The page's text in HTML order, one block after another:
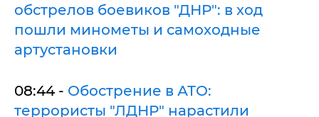
обстрелов боевиков "ДНР": в ход
пошли минометы и самоходные
артустановки
08:44 - Обострение в АТО:
террористы "ЛДНР" нарастили